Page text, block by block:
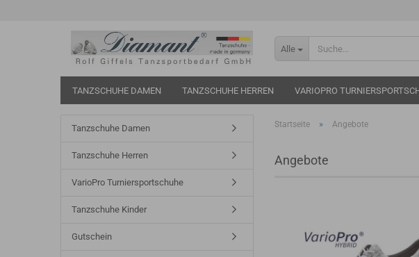
Alle
TANZSCHUHE DAMEN TANZSCHUHE HERREN VARIOPRO
Startseite » Angebote
Angebote
Tanzschuhe Damen
Tanzschuhe Herren
VarioPro Turniersportschuhe
Tanzschuhe Kinder
Gutschein